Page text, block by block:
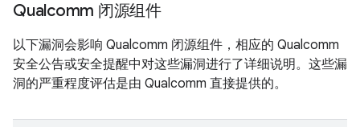
Qualcomm 闭源组件
以下漏洞会影响 Qualcomm 闭源组件，相应的 Qualcomm
安全公告或安全提醒中对这些漏洞进行了详细说明。这些漏
洞的严重程度评估是由 Qualcomm 直接提供的。